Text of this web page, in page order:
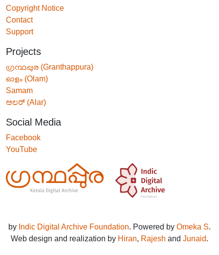
Copyright Notice
Contact
Support
Projects
ഗ്രന്ഥപ്പുര (Granthappura)
ഓളം (Olam)
Samam
ಅಲರ್ (Alar)
Social Media
Facebook
YouTube
by Indic Digital Archive Foundation. Powered by Omeka S.
Web design and realization by Hiran, Rajesh and Junaid.